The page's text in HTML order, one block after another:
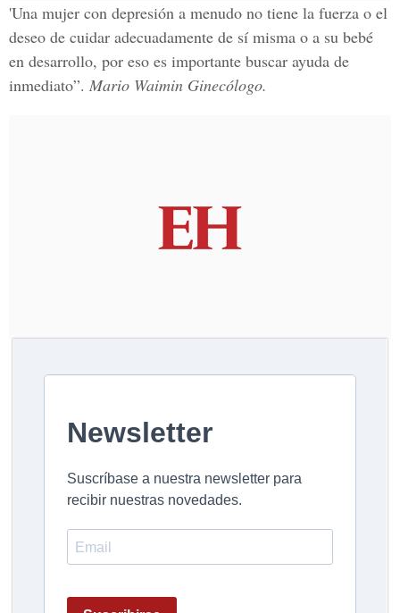
'Una mujer con depresión a menudo no tiene la fuerza o el
deseo de cuidar adecuadamente de sí misma o a su bebé
en desarrollo, por eso es importante buscar ayuda de
inmediato”. Mario Waimin Ginecólogo.